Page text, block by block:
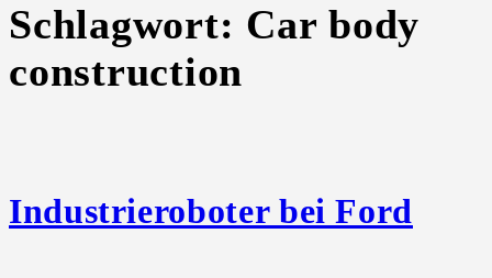
Schlagwort: Car body
construction
Industrieroboter bei Ford